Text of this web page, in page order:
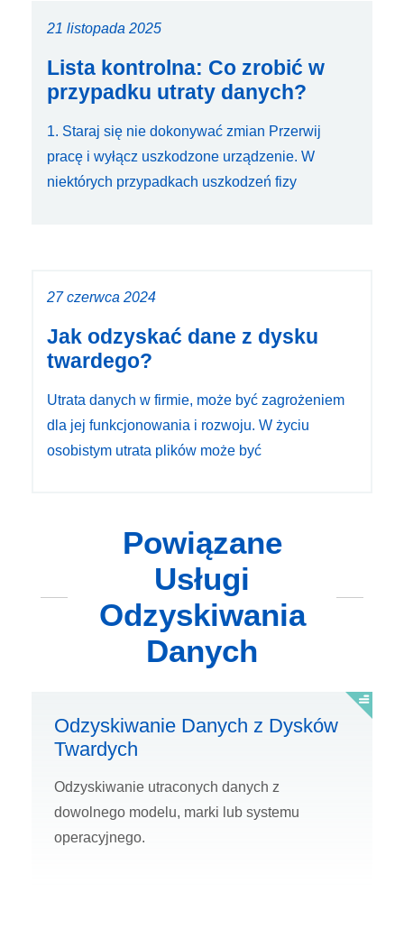
21 listopada 2025
Lista kontrolna: Co zrobić w
przypadku utraty danych?
1. Staraj się nie dokonywać zmian Przerwij
pracę i wyłącz uszkodzone urządzenie. W
niektórych przypadkach uszkodzeń fizy
27 czerwca 2024
Jak odzyskać dane z dysku
twardego?
Utrata danych w firmie, może być zagrożeniem
dla jej funkcjonowania i rozwoju. W życiu
osobistym utrata plików może być
Powiązane
Usługi
Odzyskiwania
Danych
Odzyskiwanie Danych z Dysków
Twardych
Odzyskiwanie utraconych danych z
dowolnego modelu, marki lub systemu
operacyjnego.